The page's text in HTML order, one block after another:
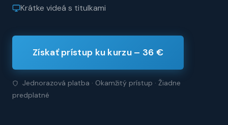
Krátke videá s titulkami
Získať prístup ku kurzu – 36 €
Jednorazová platba · Okamžitý prístup · Žiadne
predplatné